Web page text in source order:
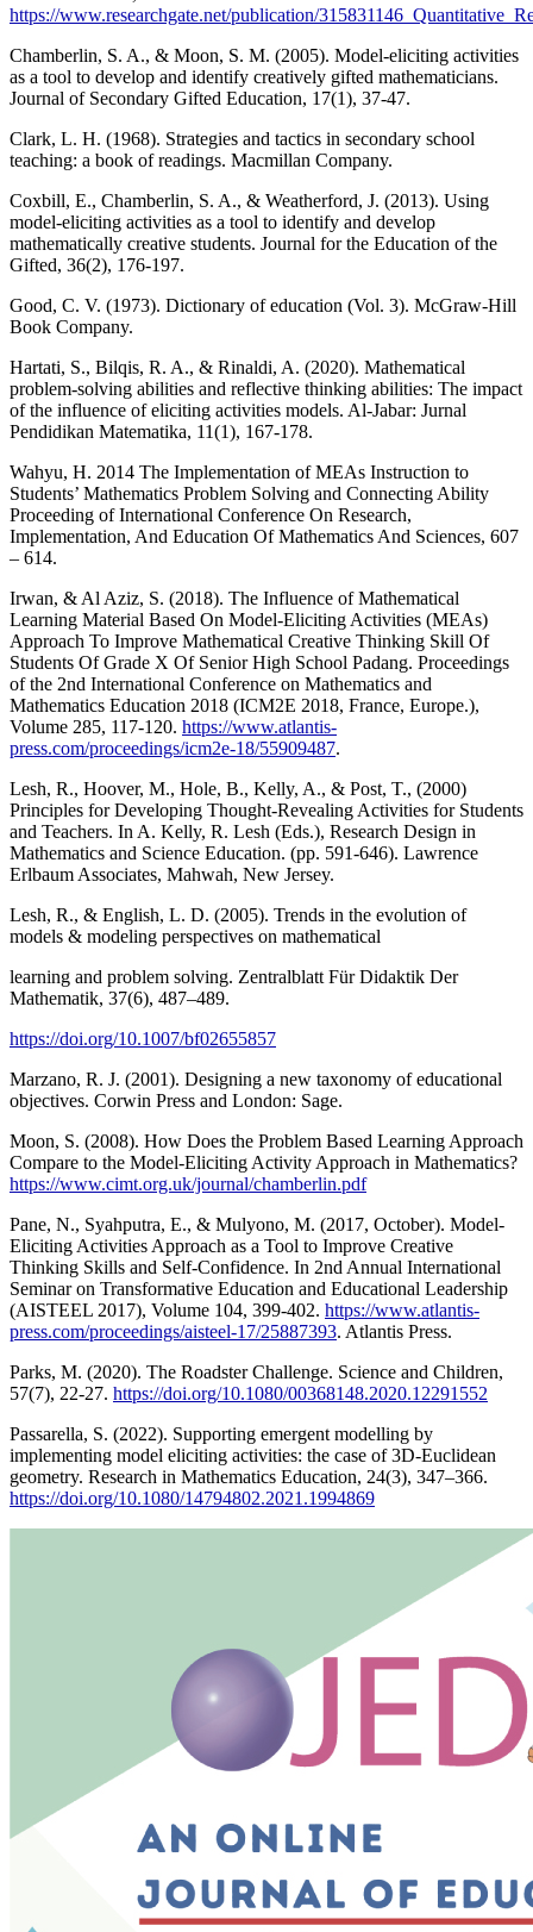
https://www.researchgate.net/publication/
Chamberlin, S. A., & Moon, S. M. (2005). Model-eliciting activities
as a tool to develop and identify creatively gifted mathematicians.
Journal of Secondary Gifted Education, 17(1), 37-47.
Clark, L. H. (1968). Strategies and tactics in secondary school
teaching: a book of readings. Macmillan Company.
Coxbill, E., Chamberlin, S. A., & Weatherford, J. (2013). Using
model-eliciting activities as a tool to identify and develop
mathematically creative students. Journal for the Education of the
Gifted, 36(2), 176-197.
Good, C. V. (1973). Dictionary of education (Vol. 3). McGraw-Hill
Book Company.
Hartati, S., Bilqis, R. A., & Rinaldi, A. (2020). Mathematical
problem-solving abilities and reflective thinking abilities: The impact
of the influence of eliciting activities models. Al-Jabar: Jurnal
Pendidikan Matematika, 11(1), 167-178.
Wahyu, H. 2014 The Implementation of MEAs Instruction to
Students’ Mathematics Problem Solving and Connecting Ability
Proceeding of International Conference On Research,
Implementation, And Education Of Mathematics And Sciences, 607
– 614.
Irwan, & Al Aziz, S. (2018). The Influence of Mathematical
Learning Material Based On Model-Eliciting Activities (MEAs)
Approach To Improve Mathematical Creative Thinking Skill Of
Students Of Grade X Of Senior High School Padang. Proceedings
of the 2nd International Conference on Mathematics and
Mathematics Education 2018 (ICM2E 2018, France, Europe.),
Volume 285, 117-120. https://www.atlantis-
press.com/proceedings/icm2e-18/55909487.
Lesh, R., Hoover, M., Hole, B., Kelly, A., & Post, T., (2000)
Principles for Developing Thought-Revealing Activities for Students
and Teachers. In A. Kelly, R. Lesh (Eds.), Research Design in
Mathematics and Science Education. (pp. 591-646). Lawrence
Erlbaum Associates, Mahwah, New Jersey.
Lesh, R., & English, L. D. (2005). Trends in the evolution of
models & modeling perspectives on mathematical
learning and problem solving. Zentralblatt Für Didaktik Der
Mathematik, 37(6), 487–489.
https://doi.org/10.1007/bf02655857
Marzano, R. J. (2001). Designing a new taxonomy of educational
objectives. Corwin Press and London: Sage.
Moon, S. (2008). How Does the Problem Based Learning Approach
Compare to the Model-Eliciting Activity Approach in Mathematics?
https://www.cimt.org.uk/journal/chamberlin.pdf
Pane, N., Syahputra, E., & Mulyono, M. (2017, October). Model-
Eliciting Activities Approach as a Tool to Improve Creative
Thinking Skills and Self-Confidence. In 2nd Annual International
Seminar on Transformative Education and Educational Leadership
(AISTEEL 2017), Volume 104, 399-402. https://www.atlantis-
press.com/proceedings/aisteel-17/25887393. Atlantis Press.
Parks, M. (2020). The Roadster Challenge. Science and Children,
57(7), 22-27. https://doi.org/10.1080/00368148.2020.12291552
Passarella, S. (2022). Supporting emergent modelling by
implementing model eliciting activities: the case of 3D-Euclidean
geometry. Research in Mathematics Education, 24(3), 347–366.
https://doi.org/10.1080/14794802.2021.1994869